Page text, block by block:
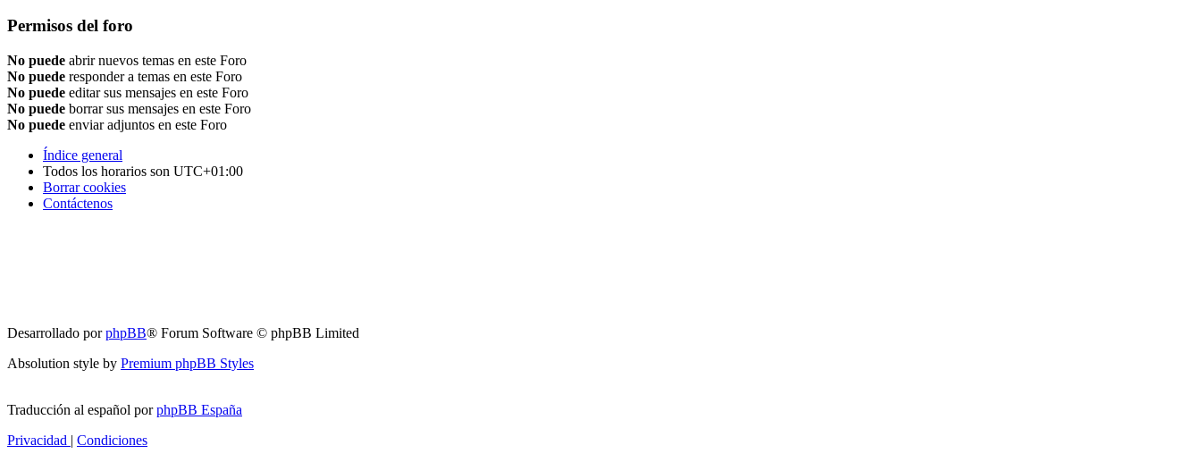
Permisos del foro
No puede abrir nuevos temas en este Foro
No puede responder a temas en este Foro
No puede editar sus mensajes en este Foro
No puede borrar sus mensajes en este Foro
No puede enviar adjuntos en este Foro
Índice general
Todos los horarios son UTC+01:00
Borrar cookies
Contáctenos
Desarrollado porphpBB® Forum Software © phpBB Limited
Absolution style by Premium phpBB Styles
Traducción al español porphpBB España
Privacidad | Condiciones